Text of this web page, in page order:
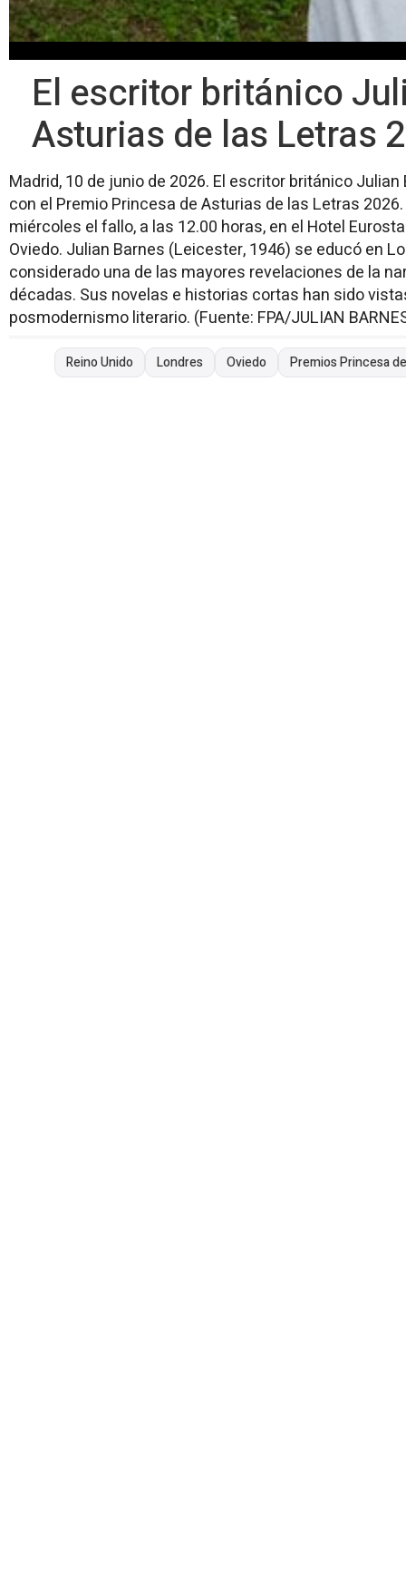
El escritor británico
Asturias de las Letras
Madrid, 10 de junio de 2026. El escritor británico
con el Premio Princesa de Asturias de las Letras
miércoles el fallo, a las 12.00 horas, en el Hotel
Oviedo. Julian Barnes (Leicester, 1946) se educó en
considerado una de las mayores revelaciones de la
décadas. Sus novelas e historias cortas han sido
posmodernismo literario. (Fuente: FPA/JULIAN
Reino Unido Londres Oviedo Premios Princesa